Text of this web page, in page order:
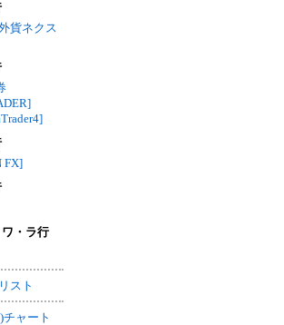
貨ネクス
FX]
・ラ行
スト
チャート